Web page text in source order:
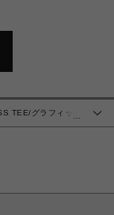
…
TEE/グラフィック